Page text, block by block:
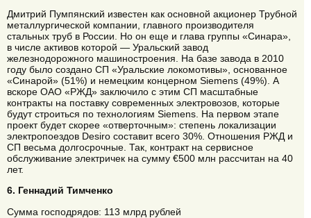
Дмитрий Пумпянский известен как основной акционер Трубной
металлургической компании, главного производителя
стальных труб в России. Но он еще и глава группы «Синара»,
в числе активов которой — Уральский завод
железнодорожного машиностроения. На базе завода в 2010
году было создано СП «Уральские локомотивы», основанное
«Синарой» (51%) и немецким концерном Siemens (49%). А
вскоре ОАО «РЖД» заключило с этим СП масштабные
контракты на поставку современных электровозов, которые
будут строиться по технологиям Siemens. На первом этапе
проект будет скорее «отверточным»: степень локализации
электропоездов Desiro составит всего 30%. Отношения РЖД и
СП весьма долгосрочные. Так, контракт на сервисное
обслуживание электричек на сумму €500 млн рассчитан на 40
лет.
6. Геннадий Тимченко
Сумма господрядов: 113 млрд рублей